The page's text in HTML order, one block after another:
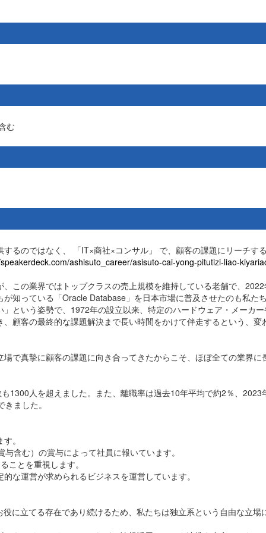
む
るのではなく、 「IT×商社×コンサル」 で、顧客の課題にリーチす
ashisuto_career/asisuto-cai-yong-pitutizi-liao-
この業界ではトップクラスの売上規模を維持している老舗で、
知っている「Oracle Database」を日本市場に普及させたのも私た
という姿勢で、1972年の設立以来、特定のハードウェア・メーカ
顧客の最終的な課題解決まで長い時間をかけて伴走するという、
で真摯に顧客の課題に向き合ってきたからこそ、ほぼ全ての業界
1300人を超えました。また、離職率は過去10年平均で約2％、
ました。
。
含む）の賞与によって社員に報いています。
ことを重視します。
な運営が求められるビジネスを運営しています。
に立てる存在であり続けるため、私たちは独立系という自由な立場